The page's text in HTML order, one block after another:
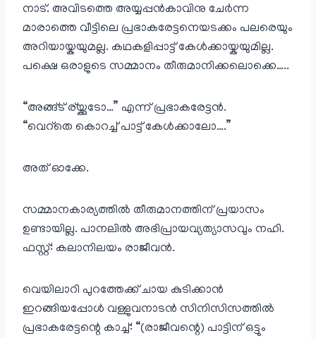
നാട്. അവിടത്തെ അയ്യപ്പൻകാവിനു ചേർന്ന
മാരാത്തെ വീട്ടിലെ പ്രഭാകരേട്ടനെയടക്കം പലരെയും
അറിയായ്കയുമല്ല. കഥകളിപ്പാട്ട് കേൾക്കായ്കയുമില്ല.
പക്ഷെ ഒരാളുടെ സമ്മാനം തീരുമാനിക്കലൊക്കെ…..
“അങ്ങ്ട് ര്യ്ക്കുടോ…” എന്ന് പ്രഭാകരേട്ടൻ.
“വെറ്‌തെ കൊറച്ച് പാട്ട് കേൾക്കാലോ….”
അത് ഓക്കേ.
സമ്മാനകാര്യത്തിൽ തീരുമാനത്തിന് പ്രയാസം
ഉണ്ടായില്ല. പാനലിൽ അഭിപ്രായവ്യത്യാസവും നഹി.
ഫസ്റ്റ്: കലാനിലയം രാജീവൻ.
വെയിലാറി പുറത്തേക്ക് ചായ കുടിക്കാൻ
ഇറങ്ങിയപ്പോൾ വള്ളുവനാടൻ സിനിസിസത്തിൽ
പ്രഭാകരേട്ടന്റെ കാച്ച്: “(രാജീവന്റെ) പാട്ടിന് ഒട്ടും